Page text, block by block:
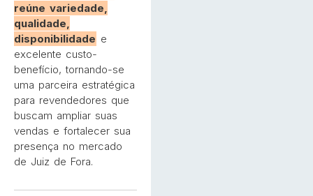
reúne variedade,
qualidade,
disponibilidade e
excelente custo-
benefício, tornando-se
uma parceira estratégica
para revendedores que
buscam ampliar suas
vendas e fortalecer sua
presença no mercado
de Juiz de Fora.